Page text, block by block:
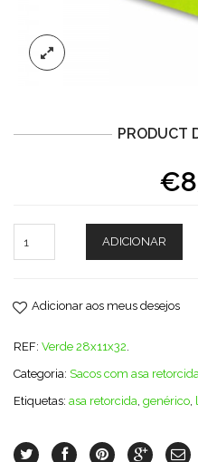
PRODUCT
ADICIONAR
Adicionar aos meus desejos
REF: Verde 28x11x32.
Categoria: Sacos com asa
Etiquetas: asa retorcida, genérico,